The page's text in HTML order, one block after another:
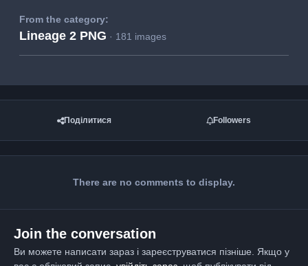
From the category:
Lineage 2 PNG · 181 images
Поділитися Followers
There are no comments to display.
Join the conversation
Ви можете написати зараз і зареєструватися пізніше. Якщо у